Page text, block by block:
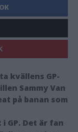
kvällens GP-
Sammy Van
på banan som
GP. Det är fan